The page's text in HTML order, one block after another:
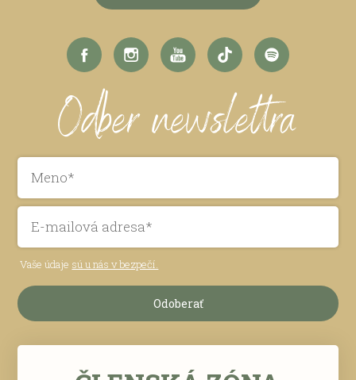
Odber newslettra
Vaše údaje sú u nás v bezpečí.
Odoberať